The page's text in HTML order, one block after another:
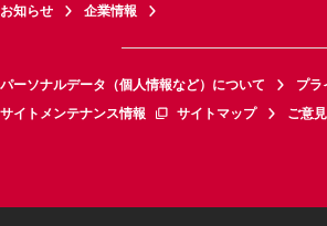
お知らせ 企業情報
パーソナルデータ（個人情報など）について プラ
サイトメンテナンス情報
サイトマップ ご意